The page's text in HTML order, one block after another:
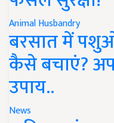
Animal Husbandry
बरसात में पशुओं
कैसे बचाएं?
उपाय..
News